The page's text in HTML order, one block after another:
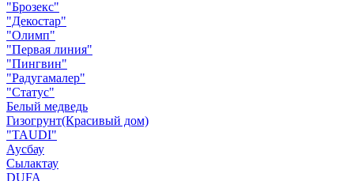
"Брозекс"
"Декостар"
"Олимп"
"Первая линия"
"Пингвин"
"Радугамалер"
"Статус"
Белый медведь
Гизогрунт(Красивый дом)
"TAUDI"
Аусбау
Сылактау
DUFA